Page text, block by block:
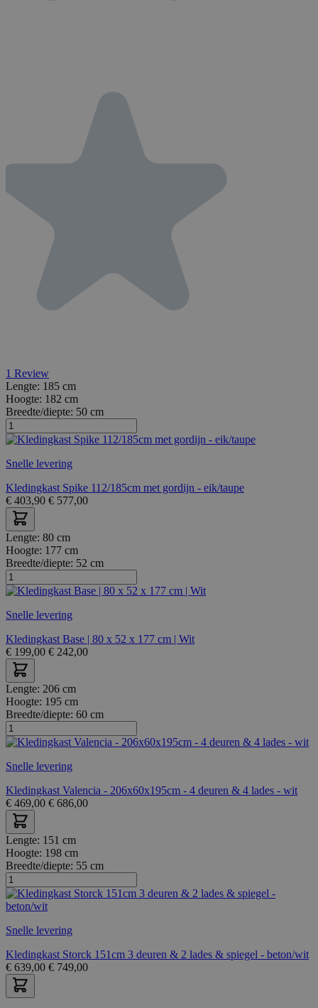
1 Review
Lengte: 185 cm
Hoogte: 182 cm
Breedte/diepte: 50 cm
Snelle levering
Kledingkast Spike 112/185cm met gordijn - eik/taupe
€ 403,90 € 577,00
Lengte: 80 cm
Hoogte: 177 cm
Breedte/diepte: 52 cm
Snelle levering
Kledingkast Base | 80 x 52 x 177 cm | Wit
€ 199,00 € 242,00
Lengte: 206 cm
Hoogte: 195 cm
Breedte/diepte: 60 cm
Snelle levering
Kledingkast Valencia - 206x60x195cm - 4 deuren & 4 lades - wit
€ 469,00 € 686,00
Lengte: 151 cm
Hoogte: 198 cm
Breedte/diepte: 55 cm
Snelle levering
Kledingkast Storck 151cm 3 deuren & 2 lades & spiegel - beton/wit
€ 639,00 € 749,00